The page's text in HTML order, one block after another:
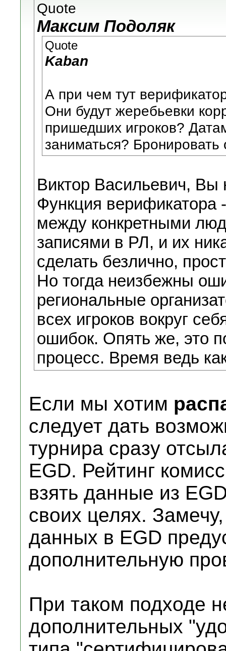
Quote
Максим Подоляк
Quote
Kaban
А при чем тут
Они будут жеребьевки
пришедших игроков?
заниматься? Бронировать
Виктор Васильевич, Вы
Функция верификатора
между конкретными
записями в РЛ, и их
сделать безлично,
Но тогда неизбежны
региональные
всех игроков вокруг
ошибок. Опять же, это
процесс. Время ведь
Если мы хотим
следует дать
турнира сразу
EGD. Рейтинг
взять данные из
своих целях.
данных в EGD
дополнительную
При таком подходе
дополнительных